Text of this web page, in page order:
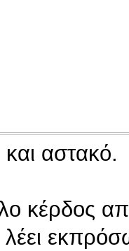
αστακό.
κέρδος